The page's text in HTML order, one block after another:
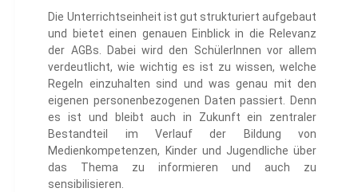
Die Unterrichtseinheit ist gut strukturiert aufgebaut
und bietet einen genauen Einblick in die Relevanz
der AGBs. Dabei wird den SchülerInnen vor allem
verdeutlicht, wie wichtig es ist zu wissen, welche
Regeln einzuhalten sind und was genau mit den
eigenen personenbezogenen Daten passiert. Denn
es ist und bleibt auch in Zukunft ein zentraler
Bestandteil im Verlauf der Bildung von
Medienkompetenzen, Kinder und Jugendliche über
das Thema zu informieren und auch zu
sensibilisieren.